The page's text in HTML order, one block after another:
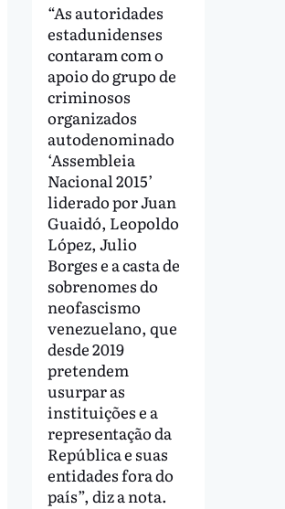
“As autoridades
estadunidenses
contaram com o
apoio do grupo de
criminosos
organizados
autodenominado
‘Assembleia
Nacional 2015’
liderado por Juan
Guaidó, Leopoldo
López, Julio
Borges e a casta de
sobrenomes do
neofascismo
venezuelano, que
desde 2019
pretendem
usurpar as
instituições e a
representação da
República e suas
entidades fora do
país”, diz a nota.